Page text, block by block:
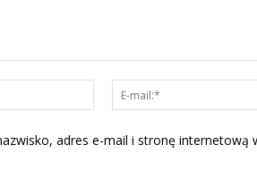
Nazwa:*
adres e-mail i stronę internetową